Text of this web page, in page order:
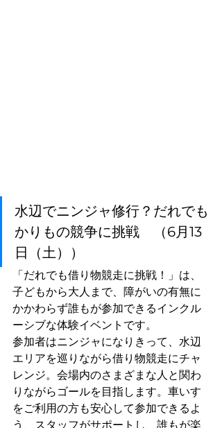
水辺でニンジャ修行？だれでも
かりもの競争に挑戦　（6月13
日（土））
「だれでも借り物競走に挑戦！」は、
子どもから大人まで、障がいの有無に
かかわらず誰もが参加できるインクル
ーシブな体験イベントです。
参加者はニンジャになりきって、水辺
エリアを巡りながら借り物競走にチャ
レンジ。会場内のさまざまな人と関わ
りながらゴールを目指します。車いす
をご利用の方も安心して参加できるよ
う、スタッフがサポートし、誰もが楽